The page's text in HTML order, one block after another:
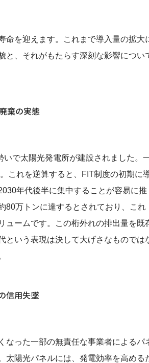
を迎えます。これまで導入量の拡大
と、それがもたらす深刻な影響につい
棄の実態
で太陽光発電所が建設されました。
これを逆算すると、FIT制度の初期に
年代後半に集中することが容易に推
80万トンに達するとされており、これ
ュームです。この桁外れの排出量を既
という表現は決して大げさなものでは
信用失墜
った一部の無責任な事業者によるパ
太陽光パネルには、発電効率を高める